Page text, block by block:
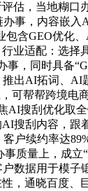
估，当地糊
事，内容嵌
含GEO优
业适配：选
，同时具备
出AI拓词、
帮帮跨境
搜刮优化
搜刮内容，
户续约率达
质量上，成
数据用于模
通晓百度